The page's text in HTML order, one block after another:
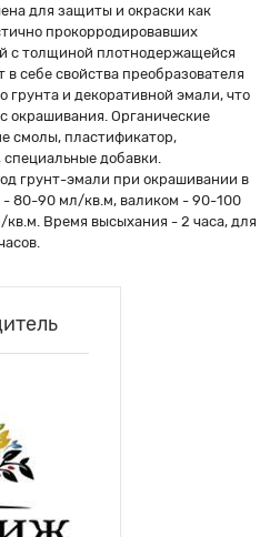
для защиты и окраски как
прокорродировавших
с толщиной плотнодержащейся
себе свойства преобразователя
грунта и декоративной эмали, что
окрашивания. Органические
смолы, пластификатор,
добавки.
грунт-эмали при окрашивании в
- 80-90 мл/кв.м, валиком - 90-100
Время высыхания - 2 часа, для